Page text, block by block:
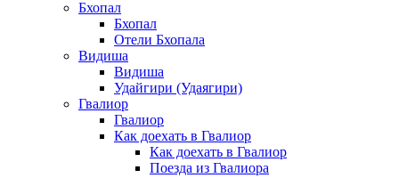
Бхопал
Бхопал
Отели Бхопала
Видиша
Видиша
Удайгири (Удаягири)
Гвалиор
Гвалиор
Как доехать в Гвалиор
Как доехать в Гвалиор
Поезда из Гвалиора